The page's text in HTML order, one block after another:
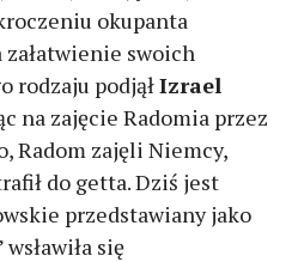
okupanta
swoich
rodzaju podjąłIzrael
na zajęcie Radomia przez
Radom zajęli Niemcy,
do getta. Dziś jest
przedstawiany jako
się